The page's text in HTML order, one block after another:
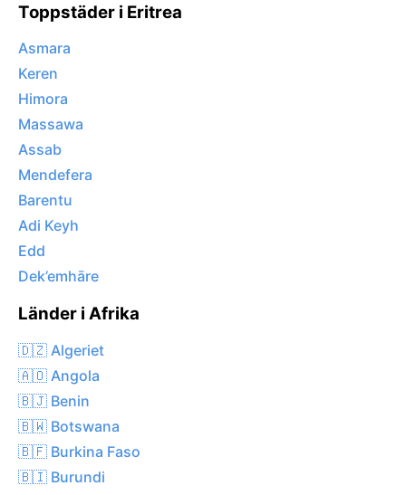
Toppstäder i Eritrea
Asmara
Keren
Himora
Massawa
Assab
Mendefera
Barentu
Adi Keyh
Edd
Dek’emhāre
Länder i Afrika
🇩🇿 Algeriet
🇦🇴 Angola
🇧🇯 Benin
🇧🇼 Botswana
🇧🇫 Burkina Faso
🇧🇮 Burundi